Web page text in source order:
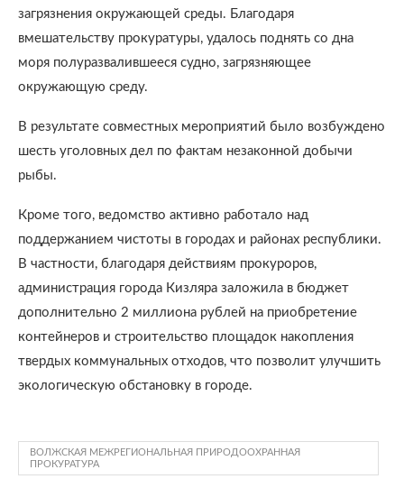
загрязнения окружающей среды. Благодаря
вмешательству прокуратуры, удалось поднять со дна
моря полуразвалившееся судно, загрязняющее
окружающую среду.
В результате совместных мероприятий было возбуждено
шесть уголовных дел по фактам незаконной добычи
рыбы.
Кроме того, ведомство активно работало над
поддержанием чистоты в городах и районах республики.
В частности, благодаря действиям прокуроров,
администрация города Кизляра заложила в бюджет
дополнительно 2 миллиона рублей на приобретение
контейнеров и строительство площадок накопления
твердых коммунальных отходов, что позволит улучшить
экологическую обстановку в городе.
ВОЛЖСКАЯ МЕЖРЕГИОНАЛЬНАЯ ПРИРОДООХРАННАЯ
ПРОКУРАТУРА